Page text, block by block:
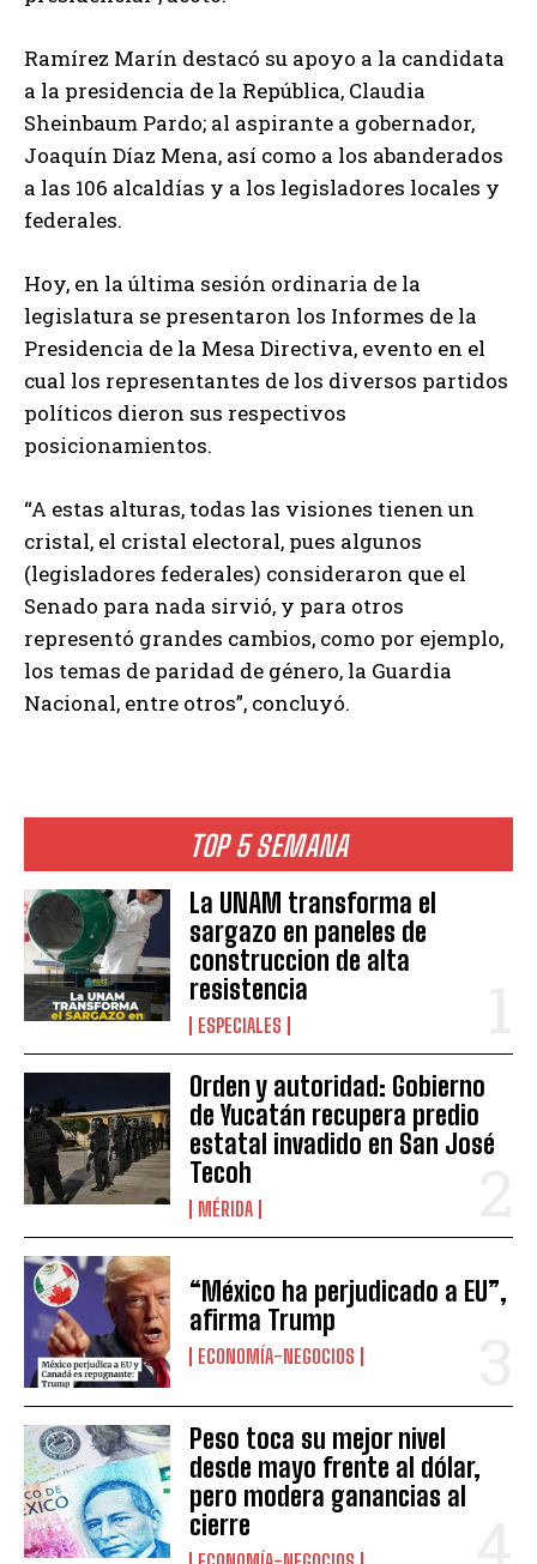
TOP 5 SEMANA
La UNAM transforma el
sargazo en paneles de
construccion de alta
resistencia
ESPECIALES
Orden y autoridad: Gobierno
de Yucatán recupera predio
estatal invadido en San José
Tecoh
MÉRIDA
“México ha perjudicado a EU”,
afirma Trump
ECONOMÍA-NEGOCIOS
Peso toca su mejor nivel
desde mayo frente al dólar,
pero modera ganancias al
cierre
Ramírez Marín destacó su apoyo a la candidata
a la presidencia de la República, Claudia
Sheinbaum Pardo; al aspirante a gobernador,
Joaquín Díaz Mena, así como a los abanderados
a las 106 alcaldías y a los legisladores locales y
federales.
Hoy, en la última sesión ordinaria de la
legislatura se presentaron los Informes de la
Presidencia de la Mesa Directiva, evento en el
cual los representantes de los diversos partidos
políticos dieron sus respectivos
posicionamientos.
“A estas alturas, todas las visiones tienen un
cristal, el cristal electoral, pues algunos
(legisladores federales) consideraron que el
Senado para nada sirvió, y para otros
representó grandes cambios, como por ejemplo,
los temas de paridad de género, la Guardia
Nacional, entre otros”, concluyó.